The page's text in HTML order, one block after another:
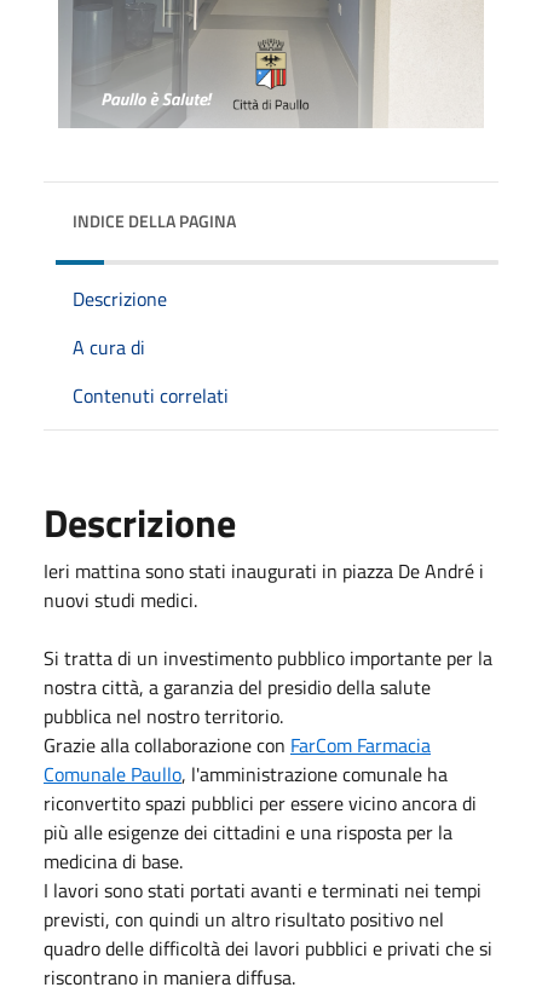
INDICE DELLA PAGINA
Descrizione
A cura di
Contenuti correlati
Descrizione
Ieri mattina sono stati inaugurati in piazza De André i
nuovi studi medici.
Si tratta di un investimento pubblico importante per la
nostra città, a garanzia del presidio della salute
pubblica nel nostro territorio.
Grazie alla collaborazione con FarCom Farmacia
Comunale Paullo, l'amministrazione comunale ha
riconvertito spazi pubblici per essere vicino ancora di
più alle esigenze dei cittadini e una risposta per la
medicina di base.
I lavori sono stati portati avanti e terminati nei tempi
previsti, con quindi un altro risultato positivo nel
quadro delle difficoltà dei lavori pubblici e privati che si
riscontrano in maniera diffusa.